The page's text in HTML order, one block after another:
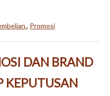
, Promosi
DAN BRAND
KEPUTUSAN